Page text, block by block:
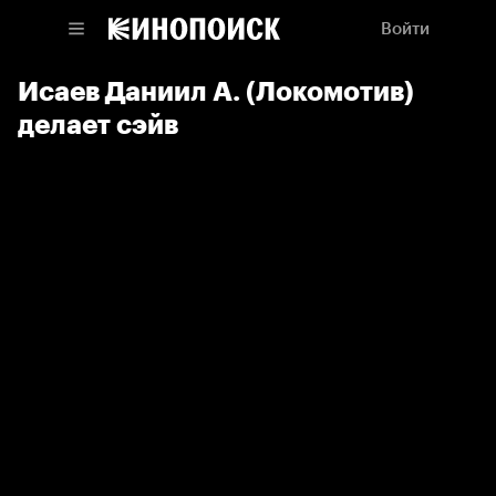
Войти
Исаев Даниил А. (Локомотив)
делает сэйв